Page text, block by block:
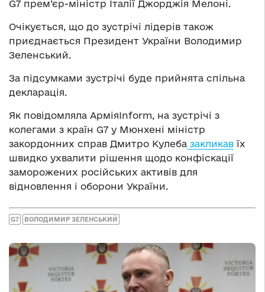
G7 прем’єр-міністр Італії Джорджія Мелоні.
Очікується, що до зустрічі лідерів також
приєднається Президент України Володимир
Зеленський.
За підсумками зустрічі буде прийнята спільна
декларація.
Як повідомляла АрміяInform, на зустрічі з
колегами з країн G7 у Мюнхені міністр
закордонних справ Дмитро Кулеба закликав їх
швидко ухвалити рішення щодо конфіскації
заморожених російських активів для
відновлення і оборони України.
G7 ВОЛОДИМИР ЗЕЛЕНСЬКИЙ